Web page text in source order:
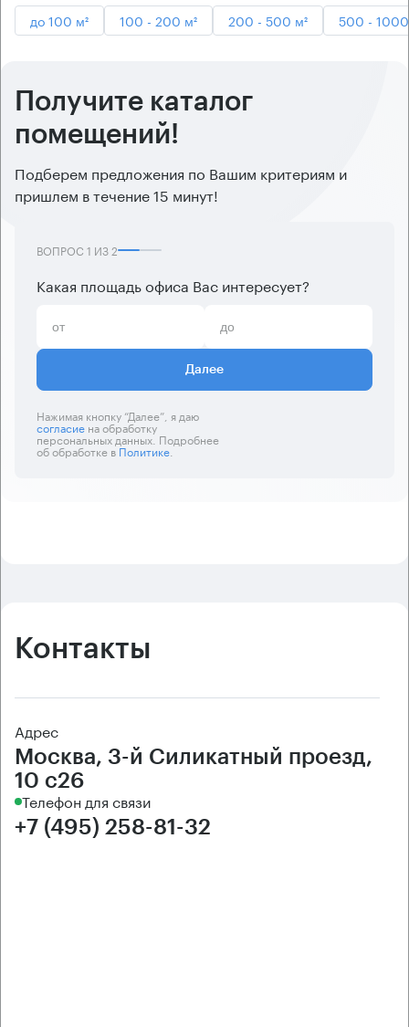
до 100 м² 100 - 200 м² 200 - 500 м² 500 -
Получите каталог
помещений!
Подберем предложения по Вашим критериям и
пришлем в течение 15 минут!
ВОПРОС 1 ИЗ2
Какая площадь офиса Вас интересует?
Далее
Нажимая кнопку “Далее”, я даю
согласиена обработку
персональных данных. Подробнее
об обработке вПолитике.
Контакты
Адрес
Москва, 3-й Силикатный проезд,
10 с26
Телефон для связи
+7 (495) 258-81-32